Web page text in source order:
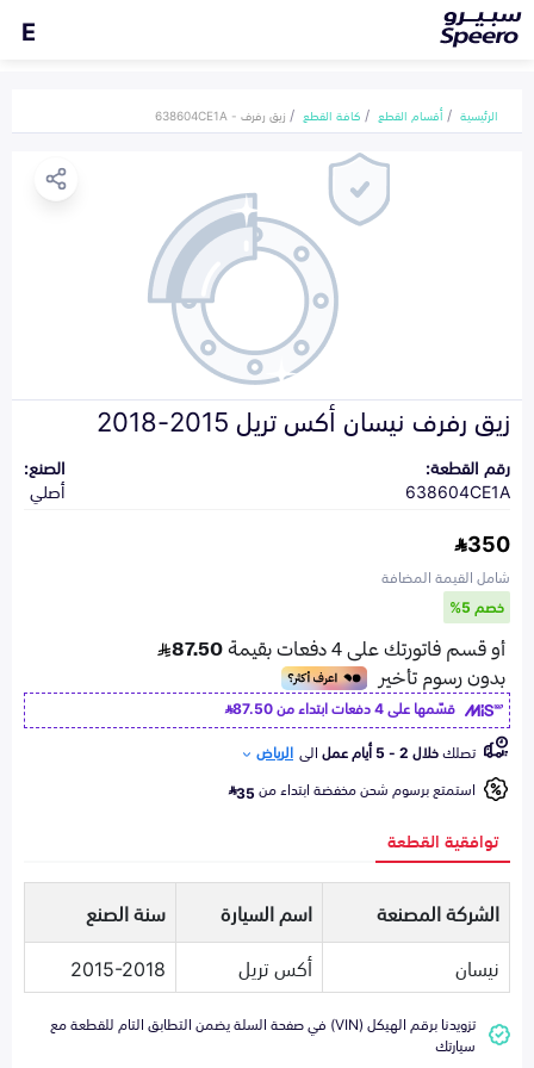
E
الرئيسية أقسام القطع كافة القطع زيق رفرف - 638604CE1A
زيق رفرف نيسان أكس تريل 2015-2018
رقم القطعة:
638604CE1A
الصنع:
أصلي
350
شامل القيمة المضافة
خصم 5%
قسّمها على 4 دفعات ابتداء من
87.50
تصلكخلال 2 - 5 أيام عمل الى الرياض
استمتع برسوم شحن مخفضة ابتداء من35
توافقية القطعة
الشركة المصنعة اسم السيارة
سنة الصنع
نيسان
أكس تريل 2015-2018
تزويدنا برقم الهيكل (VIN) في صفحة السلة يضمن التطابق التام للقطعة مع
سيارتك